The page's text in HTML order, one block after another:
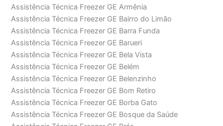
Assistência Técnica Freezer GE Armênia
Assistência Técnica Freezer GE Bairro do Limão
Assistência Técnica Freezer GE Barra Funda
Assistência Técnica Freezer GE Barueri
Assistência Técnica Freezer GE Bela Vista
Assistência Técnica Freezer GE Belém
Assistência Técnica Freezer GE Belenzinho
Assistência Técnica Freezer GE Bom Retiro
Assistência Técnica Freezer GE Borba Gato
Assistência Técnica Freezer GE Bosque da Saúde